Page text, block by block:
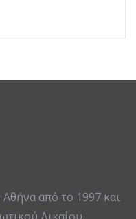
από το 1997 και